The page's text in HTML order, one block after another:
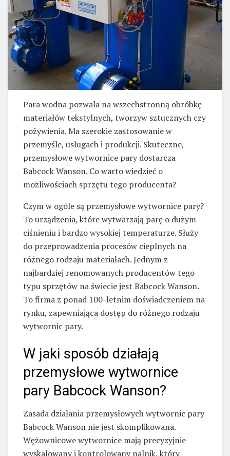
Para wodna pozwala na wszechstronną obróbkę
materiałów tekstylnych, tworzyw sztucznych czy
pożywienia. Ma szerokie zastosowanie w
przemyśle, usługach i produkcji. Skuteczne,
przemysłowe wytwornice pary dostarcza
Babcock Wanson. Co warto wiedzieć o
możliwościach sprzętu tego producenta?
Czym w ogóle są przemysłowe wytwornice pary?
To urządzenia, które wytwarzają parę o dużym
ciśnieniu i bardzo wysokiej temperaturze. Służy
do przeprowadzenia procesów cieplnych na
różnego rodzaju materiałach. Jednym z
najbardziej renomowanych producentów tego
typu sprzętów na świecie jest Babcock Wanson.
To firma z ponad 100-letnim doświadczeniem na
rynku, zapewniająca dostęp do różnego rodzaju
wytwornic pary.
W jaki sposób działają
przemysłowe wytwornice
pary Babcock Wanson?
Zasada działania przemysłowych wytwornic pary
Babcock Wanson nie jest skomplikowana.
Wężownicowe wytwornice mają precyzyjnie
wyskalowany i kontrolowany palnik, który